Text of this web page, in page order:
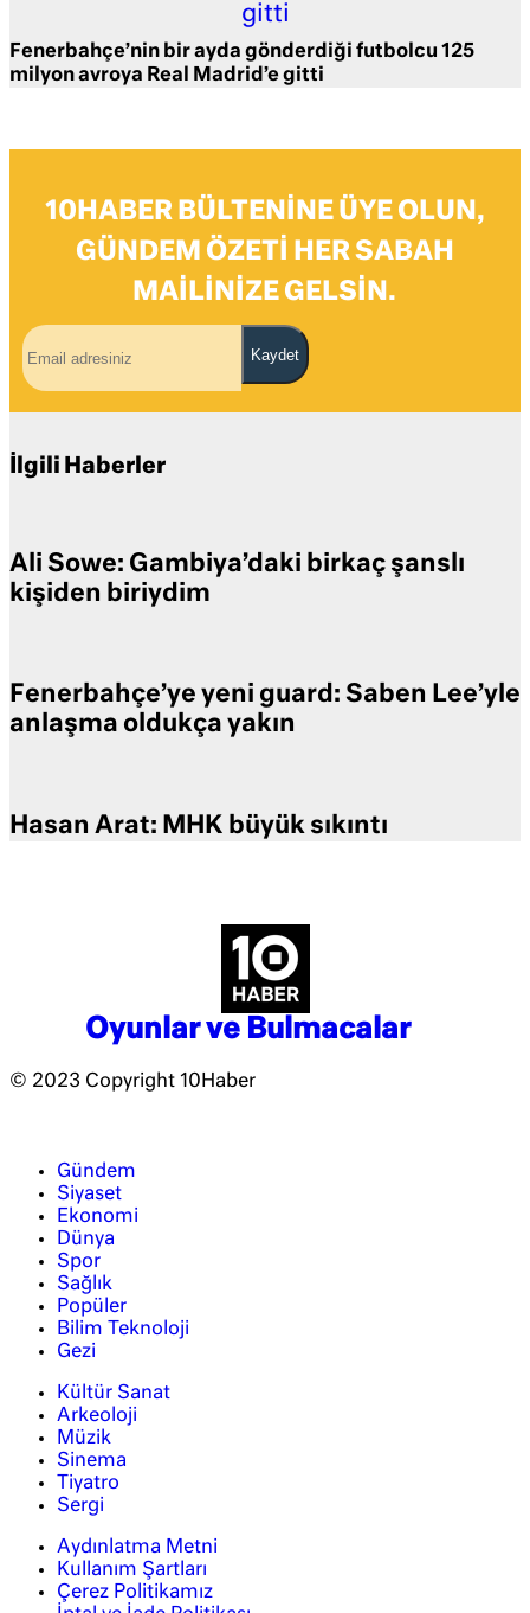
Fenerbahçe’nin bir ayda gönderdiği futbolcu 125
milyon avroya Real Madrid’e gitti
10HABER BÜLTENINE ÜYE OLUN,
GÜNDEM ÖZETI HER SABAH
MAILINIZE GELSIN.
Kaydet
İlgili Haberler
Ali Sowe: Gambiya’daki birkaç şanslı
kişiden biriydim
Fenerbahçe’ye yeni guard: Saben Lee’yle
anlaşma oldukça yakın
Hasan Arat: MHK büyük sıkıntı
Oyunlar ve Bulmacalar
© 2023 Copyright 10Haber
Gündem
Siyaset
Ekonomi
Dünya
Spor
Sağlık
Popüler
Bilim Teknoloji
Gezi
Kültür Sanat
Arkeoloji
Müzik
Sinema
Tiyatro
Sergi
Aydınlatma Metni
Kullanım Şartları
Çerez Politikamız